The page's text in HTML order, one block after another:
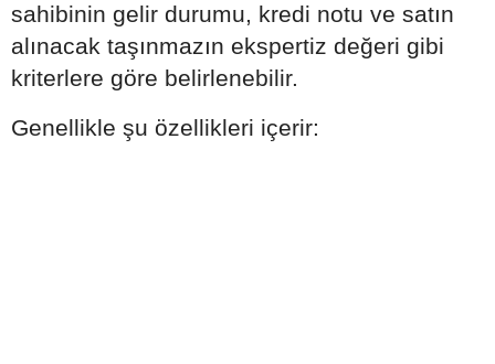
sahibinin gelir durumu, kredi notu ve satın
alınacak taşınmazın ekspertiz değeri gibi
kriterlere göre belirlenebilir.
Genellikle şu özellikleri içerir: